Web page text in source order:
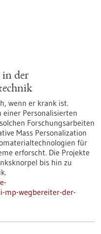
in der
wenn er krank ist.
einer Personalisierten
Forschungsarbeiten
Mass Personalization
für
erforscht. Die Projekte
bis hin zu
wegbereiter-der-